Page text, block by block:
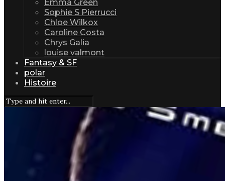
Emma Green
Sophie S Pierrucci
Chloe Wilkox
Caroline Costa
Chrys Galia
louise valmont
Fantasy & SF
polar
Histoire